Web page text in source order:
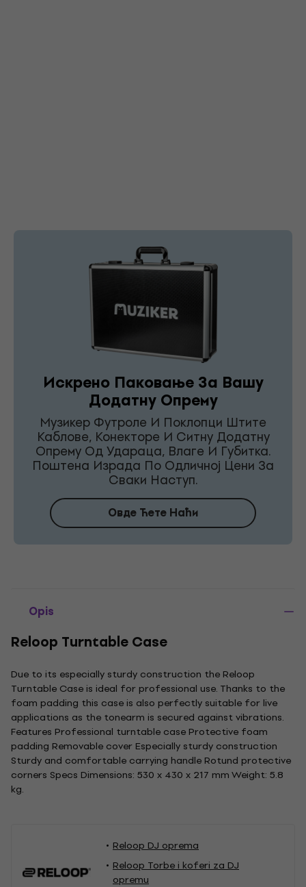
Искрено Паковање За Вашу
Додатну Опрему
Музикер Футроле И Поклопци Штите
Каблове, Конекторе И Ситну Додатну
Опрему Од Удараца, Влаге И Губитка.
Поштена Израда По Одличној Цени За
Сваки Наступ.
Овде Ћете Наћи
Opis
Reloop Turntable Case
Due to its especially sturdy construction the Reloop
Turntable Case is ideal for professional use. Thanks to the
foam padding this case is also perfectly suitable for live
applications as the tonearm is secured against vibrations.
Features Professional turntable case Protective foam
padding Removable cover Especially sturdy construction
Sturdy and comfortable carrying handle Rotund protective
corners Specs Dimensions: 530 x 430 x 217 mm Weight: 5.8
kg.
Reloop DJ oprema
Reloop Torbe i koferi za DJ
opremu